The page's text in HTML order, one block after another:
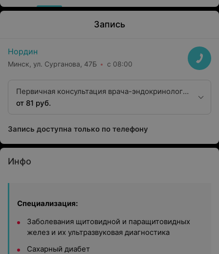
Запись
Нордин
Минск, ул. Сурганова, 47Б с 08:00
Первичная консультация врача-эндокринолога
высшей категории
от 81 руб.
Запись доступна только по телефону
Инфо
Специализация:
Заболевания щитовидной и паращитовидных
желез и их ультразвуковая диагностика
Сахарный диабет